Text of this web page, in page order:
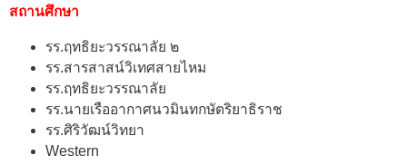
สถานศึกษา
รร.ฤทธิยะวรรณาลัย ๒
รร.สารสาสน์วิเทศสายไหม
รร.ฤทธิยะวรรณาลัย
รร.นายเรืออากาศนวมินทกษัตริยาธิราช
รร.ศิริวัฒน์วิทยา
Western